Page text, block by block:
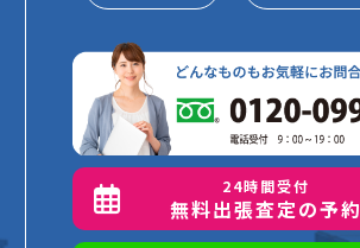
24時間受付
無料出張査定の予約